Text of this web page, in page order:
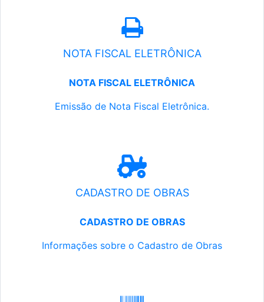
NOTA FISCAL ELETRÔNICA
NOTA FISCAL ELETRÔNICA
Emissão de Nota Fiscal Eletrônica.
CADASTRO DE OBRAS
CADASTRO DE OBRAS
Informações sobre o Cadastro de Obras